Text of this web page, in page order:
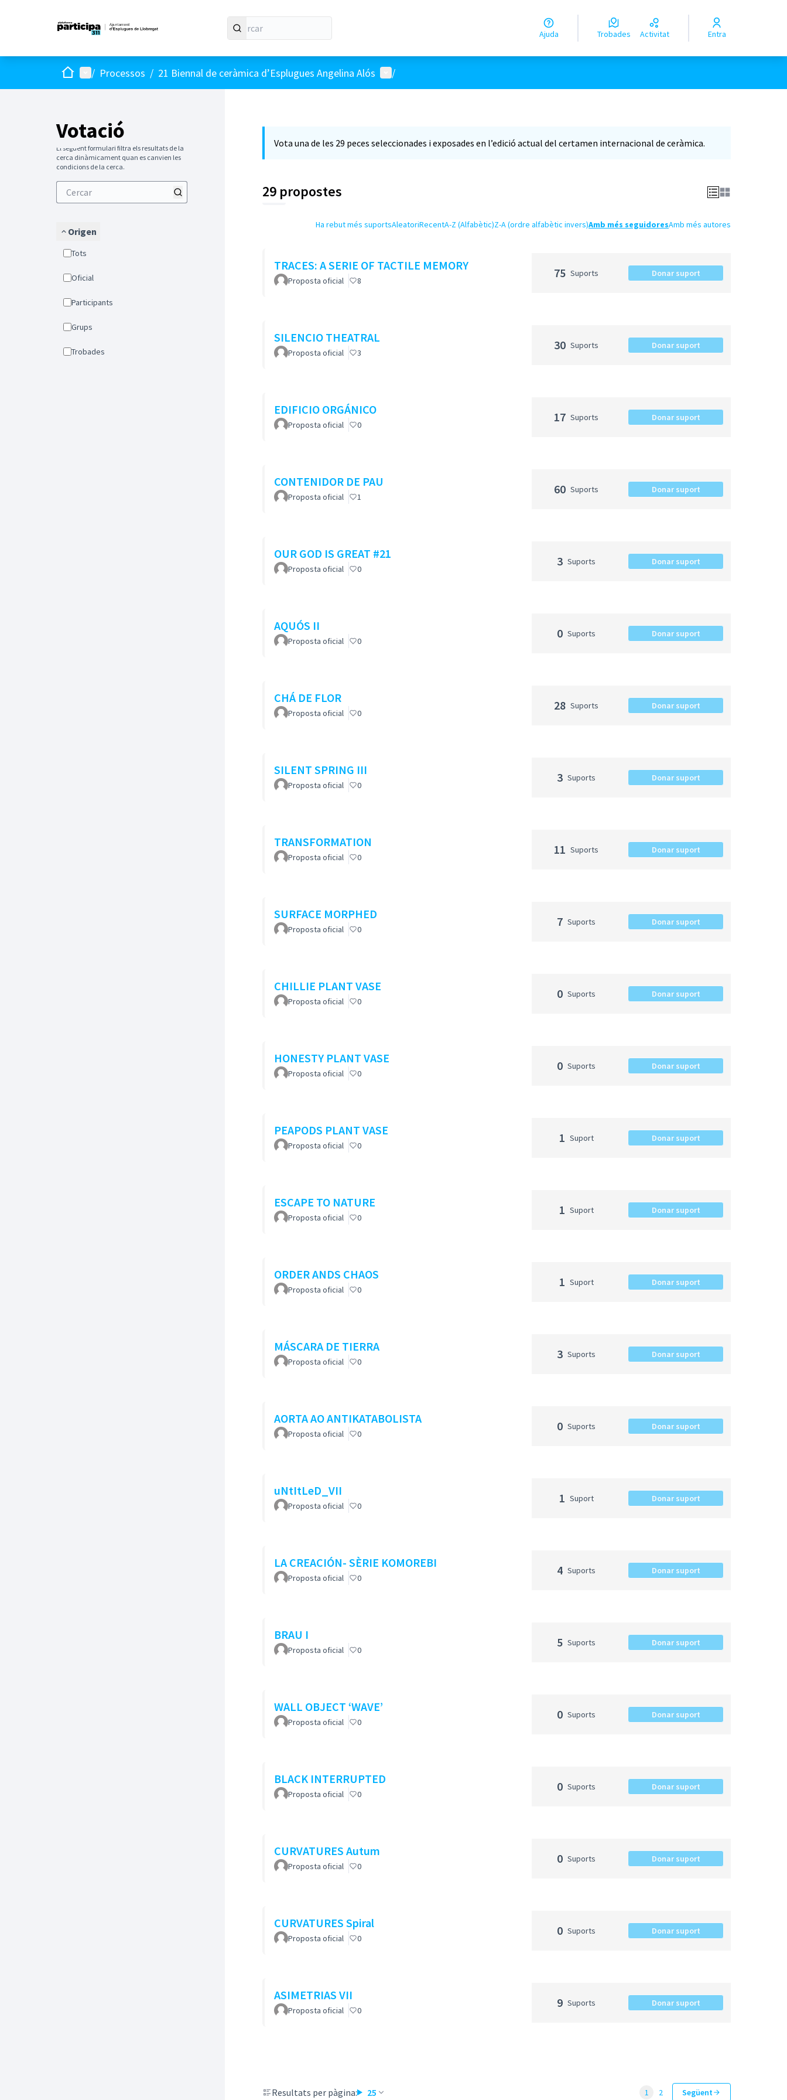
Ajuda Trobades Activitat Entra
Inici Menú principal
/ Processos / 21 Biennal de ceràmica d’Esplugues Angelina Alós Menú d'usuari
/
Votació
El següent formulari filtra els resultats de la
cerca dinàmicament quan es canvien les
condicions de la cerca.
Origen
Tots
Oficial
Participants
Grups
Trobades
Vota una de les 29 peces seleccionades i exposades en l’edició actual del certamen internacional de ceràmica.
29 propostes
Ha rebut més suportsAleatoriRecentA-Z (Alfabètic)Z-A (ordre alfabètic invers)Amb més seguidoresAmb més autores
TRACES: A SERIE OF TACTILE MEMORY
Proposta oficial 8
75 Suports Donar suport
SILENCIO THEATRAL
Proposta oficial 3
30 Suports Donar suport
EDIFICIO ORGÁNICO
Proposta oficial 0
17 Suports Donar suport
CONTENIDOR DE PAU
Proposta oficial 1
60 Suports Donar suport
OUR GOD IS GREAT #21
Proposta oficial 0
3 Suports Donar suport
AQUÓS II
Proposta oficial 0
0 Suports Donar suport
CHÁ DE FLOR
Proposta oficial 0
28 Suports Donar suport
SILENT SPRING III
Proposta oficial 0
3 Suports Donar suport
TRANSFORMATION
Proposta oficial 0
11 Suports Donar suport
SURFACE MORPHED
Proposta oficial 0
7 Suports Donar suport
CHILLIE PLANT VASE
Proposta oficial 0
0 Suports Donar suport
HONESTY PLANT VASE
Proposta oficial 0
0 Suports Donar suport
PEAPODS PLANT VASE
Proposta oficial 0
1 Suport Donar suport
ESCAPE TO NATURE
Proposta oficial 0
1 Suport Donar suport
ORDER ANDS CHAOS
Proposta oficial 0
1 Suport Donar suport
MÁSCARA DE TIERRA
Proposta oficial 0
3 Suports Donar suport
AORTA AO ANTIKATABOLISTA
Proposta oficial 0
0 Suports Donar suport
uNtItLeD_VII
Proposta oficial 0
1 Suport Donar suport
LA CREACIÓN- SÈRIE KOMOREBI
Proposta oficial 0
4 Suports Donar suport
BRAU I
Proposta oficial 0
5 Suports Donar suport
WALL OBJECT ‘WAVE’
Proposta oficial 0
0 Suports Donar suport
BLACK INTERRUPTED
Proposta oficial 0
0 Suports Donar suport
CURVATURES Autum
Proposta oficial 0
0 Suports Donar suport
CURVATURES Spiral
Proposta oficial 0
0 Suports Donar suport
ASIMETRIAS VII
Proposta oficial 0
9 Suports Donar suport
Resultats per pàgina: 25 1 2 Següent